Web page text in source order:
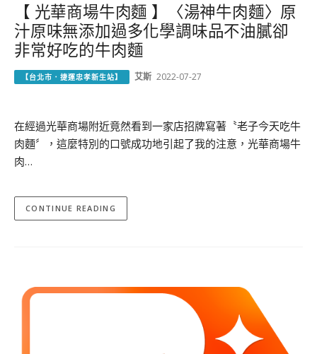
【 光華商場牛肉麵 】〈湯神牛肉麵〉原
汁原味無添加過多化學調味品不油膩卻
非常好吃的牛肉麵
【台北市．捷運忠孝新生站】 艾斯 2022-07-27
在經過光華商場附近竟然看到一家店招牌寫著〝老子今天吃牛
肉麵〞，這麼特別的口號成功地引起了我的注意，光華商場牛
肉…
CONTINUE READING